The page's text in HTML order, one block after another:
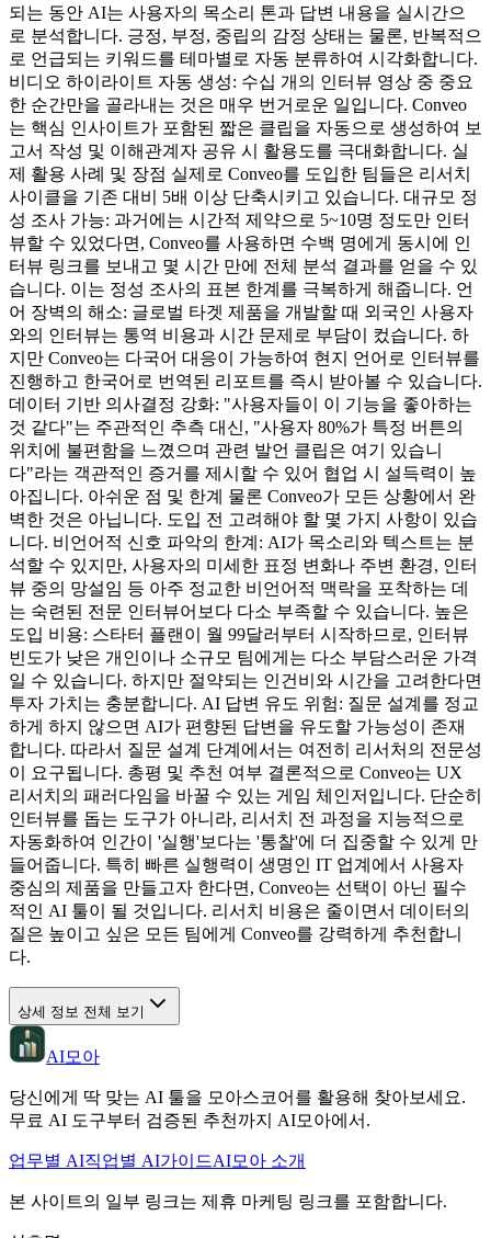
되는 동안 AI는 사용자의 목소리 톤과 답변 내용을 실시간으
로 분석합니다. 긍정, 부정, 중립의 감정 상태는 물론, 반복적으
로 언급되는 키워드를 테마별로 자동 분류하여 시각화합니다.
비디오 하이라이트 자동 생성: 수십 개의 인터뷰 영상 중 중요
한 순간만을 골라내는 것은 매우 번거로운 일입니다. Conveo
는 핵심 인사이트가 포함된 짧은 클립을 자동으로 생성하여 보
고서 작성 및 이해관계자 공유 시 활용도를 극대화합니다. 실
제 활용 사례 및 장점 실제로 Conveo를 도입한 팀들은 리서치
사이클을 기존 대비 5배 이상 단축시키고 있습니다. 대규모 정
성 조사 가능: 과거에는 시간적 제약으로 5~10명 정도만 인터
뷰할 수 있었다면, Conveo를 사용하면 수백 명에게 동시에 인
터뷰 링크를 보내고 몇 시간 만에 전체 분석 결과를 얻을 수 있
습니다. 이는 정성 조사의 표본 한계를 극복하게 해줍니다. 언
어 장벽의 해소: 글로벌 타겟 제품을 개발할 때 외국인 사용자
와의 인터뷰는 통역 비용과 시간 문제로 부담이 컸습니다. 하
지만 Conveo는 다국어 대응이 가능하여 현지 언어로 인터뷰를
진행하고 한국어로 번역된 리포트를 즉시 받아볼 수 있습니다.
데이터 기반 의사결정 강화: "사용자들이 이 기능을 좋아하는
것 같다"는 주관적인 추측 대신, "사용자 80%가 특정 버튼의
위치에 불편함을 느꼈으며 관련 발언 클립은 여기 있습니
다"라는 객관적인 증거를 제시할 수 있어 협업 시 설득력이 높
아집니다. 아쉬운 점 및 한계 물론 Conveo가 모든 상황에서 완
벽한 것은 아닙니다. 도입 전 고려해야 할 몇 가지 사항이 있습
니다. 비언어적 신호 파악의 한계: AI가 목소리와 텍스트는 분
석할 수 있지만, 사용자의 미세한 표정 변화나 주변 환경, 인터
뷰 중의 망설임 등 아주 정교한 비언어적 맥락을 포착하는 데
는 숙련된 전문 인터뷰어보다 다소 부족할 수 있습니다. 높은
도입 비용: 스타터 플랜이 월 99달러부터 시작하므로, 인터뷰
빈도가 낮은 개인이나 소규모 팀에게는 다소 부담스러운 가격
일 수 있습니다. 하지만 절약되는 인건비와 시간을 고려한다면
투자 가치는 충분합니다. AI 답변 유도 위험: 질문 설계를 정교
하게 하지 않으면 AI가 편향된 답변을 유도할 가능성이 존재
합니다. 따라서 질문 설계 단계에서는 여전히 리서처의 전문성
이 요구됩니다. 총평 및 추천 여부 결론적으로 Conveo는 UX
리서치의 패러다임을 바꿀 수 있는 게임 체인저입니다. 단순히
인터뷰를 돕는 도구가 아니라, 리서치 전 과정을 지능적으로
자동화하여 인간이 '실행'보다는 '통찰'에 더 집중할 수 있게 만
들어줍니다. 특히 빠른 실행력이 생명인 IT 업계에서 사용자
중심의 제품을 만들고자 한다면, Conveo는 선택이 아닌 필수
적인 AI 툴이 될 것입니다. 리서치 비용은 줄이면서 데이터의
질은 높이고 싶은 모든 팀에게 Conveo를 강력하게 추천합니
다.
상세 정보 전체 보기
AI모아
당신에게 딱 맞는 AI 툴을 모아스코어를 활용해 찾아보세요.
무료 AI 도구부터 검증된 추천까지 AI모아에서.
업무별 AI직업별 AI가이드AI모아 소개
본 사이트의 일부 링크는 제휴 마케팅 링크를 포함합니다.